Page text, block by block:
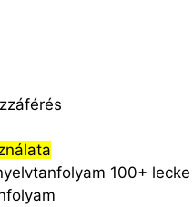
100+ lecke